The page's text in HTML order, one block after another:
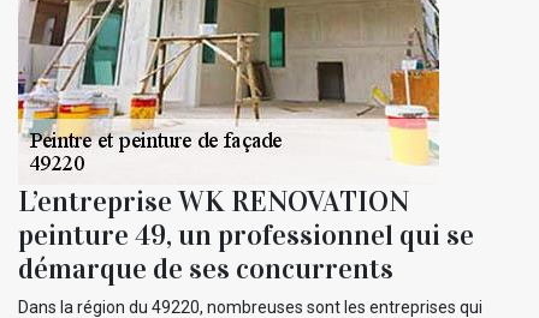
L’entreprise WK RENOVATION
peinture 49, un professionnel qui se
démarque de ses concurrents
Dans la région du 49220, nombreuses sont les entreprises qui